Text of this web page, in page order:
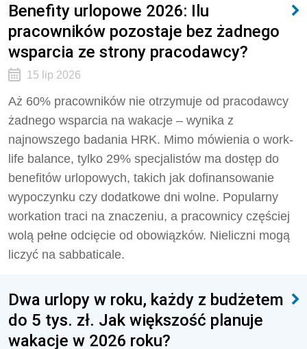
Benefity urlopowe 2026: Ilu
pracowników pozostaje bez żadnego
wsparcia ze strony pracodawcy?
15 lip 2026
Aż 60% pracowników nie otrzymuje od pracodawcy
żadnego wsparcia na wakacje – wynika z
najnowszego badania HRK. Mimo mówienia o work-
life balance, tylko 29% specjalistów ma dostęp do
benefitów urlopowych, takich jak dofinansowanie
wypoczynku czy dodatkowe dni wolne. Popularny
workation traci na znaczeniu, a pracownicy częściej
wolą pełne odcięcie od obowiązków. Nieliczni mogą
liczyć na sabbaticale.
Dwa urlopy w roku, każdy z budżetem
do 5 tys. zł. Jak większość planuje
wakacje w 2026 roku?